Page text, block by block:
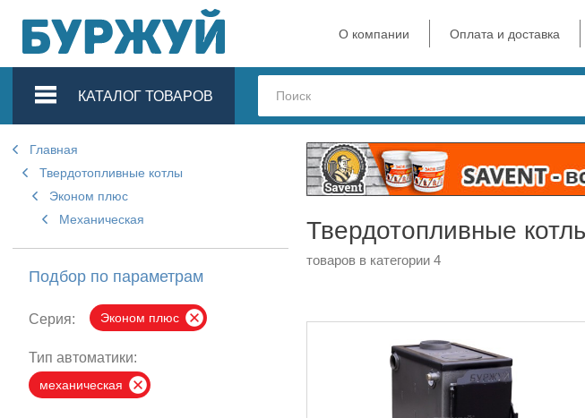
О компании Оплата и доставка
КАТАЛОГ ТОВАРОВ
Главная
Твердотопливные котлы
Эконом плюс
Механическая
Подбор по параметрам
Серия: Эконом плюс
Тип автоматики:
механическая
Твердотопливные
товаров в категории 4